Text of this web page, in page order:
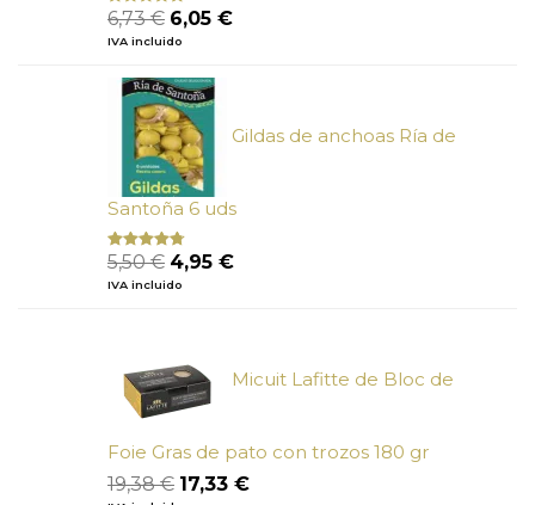
Valorado
con
de
5
6,73€ El
precio
era:
6,73 €.
6,05 €El
IVA incluido
Gildas de anchoas Ría de
Santoña 6 uds
Valorado
con
de 5
5,50€ El
precio
4,95 €El
IVA incluido
Micuit Lafitte de Bloc de
Foie Gras de pato con trozos 180 gr
19,38€ El
17,33 €El